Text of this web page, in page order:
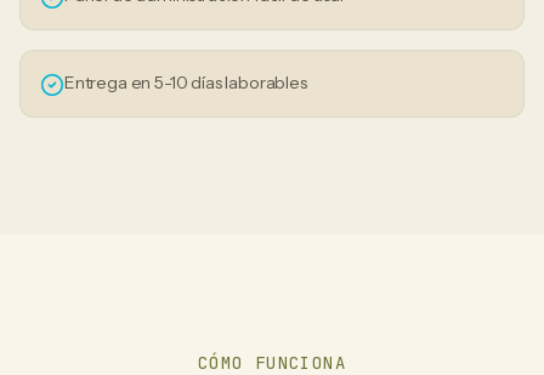
Entrega en 5-10 días laborables
CÓMO FUNCIONA